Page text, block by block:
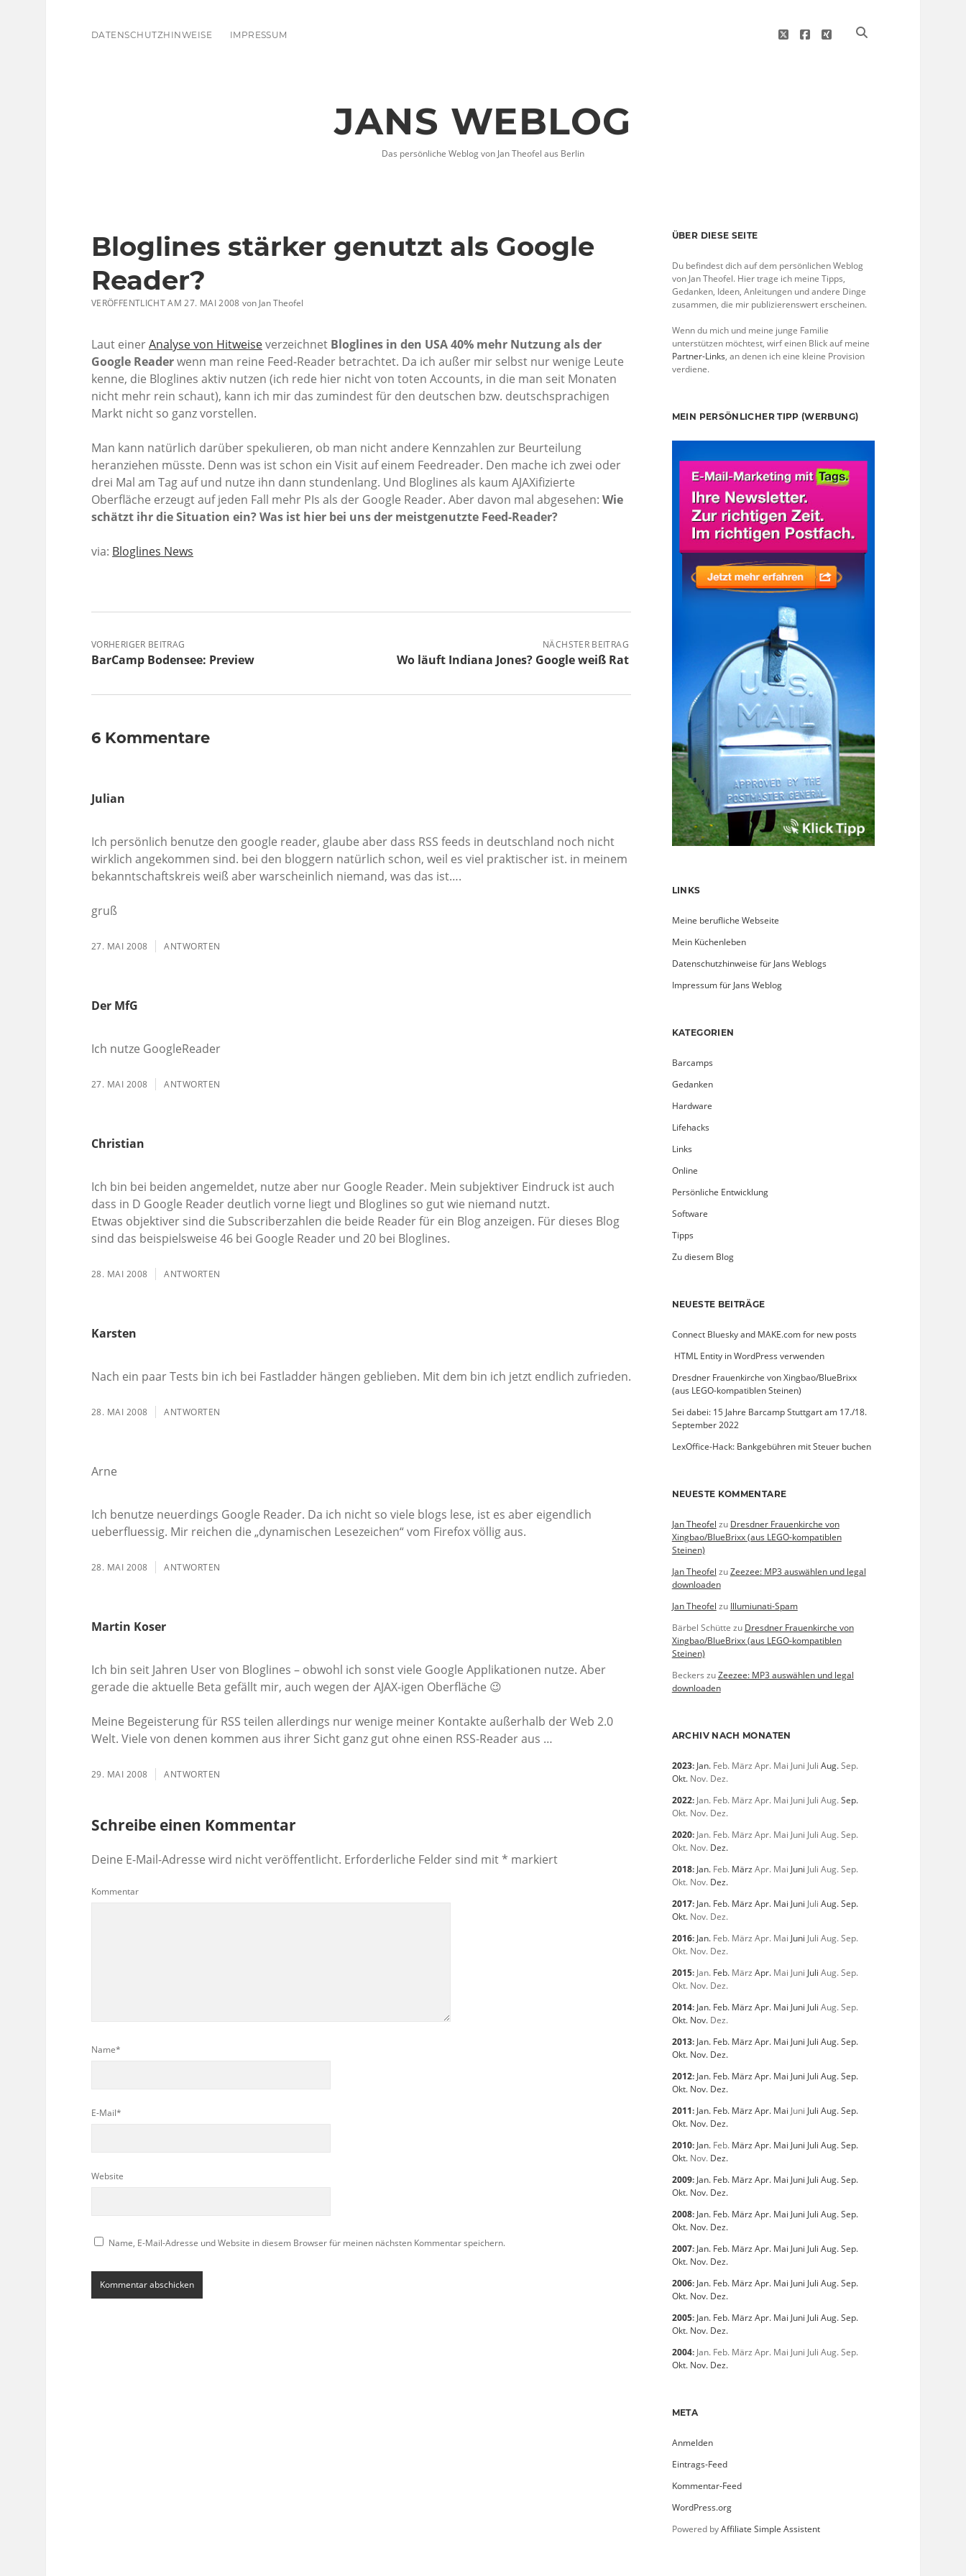
DATENSCHUTZHINWEISE IMPRESSUM twitterfacebook
xing
JANS WEBLOG
Das persönliche Weblog von Jan Theofel aus Berlin
Bloglines stärker genutzt als Google
Reader?
VERÖFFENTLICHT AM 27. MAI 2008von Jan Theofel
Laut einerAnalyse von Hitweiseverzeichnet Bloglines in den USA 40% mehr Nutzung als der
Google Readerwenn man reine Feed-Reader betrachtet. Da ich außer mir selbst nur wenige Leute
kenne, die Bloglines aktiv nutzen (ich rede hier nicht von toten Accounts, in die man seit Monaten
nicht mehr rein schaut), kann ich mir das zumindest für den deutschen bzw. deutschsprachigen
Markt nicht so ganz vorstellen.
Man kann natürlich darüber spekulieren, ob man nicht andere Kennzahlen zur Beurteilung
heranziehen müsste. Denn was ist schon ein Visit auf einem Feedreader. Den mache ich zwei oder
drei Mal am Tag auf und nutze ihn dann stundenlang. Und Bloglines als kaum AJAXifizierte
Oberfläche erzeugt auf jeden Fall mehr PIs als der Google Reader. Aber davon mal abgesehen: Wie
schätzt ihr die Situation ein? Was ist hier bei uns der meistgenutzte Feed-Reader?
via: Bloglines News
VORHERIGER BEITRAG
BarCamp Bodensee: Preview
NÄCHSTER BEITRAG
Wo läuft Indiana Jones? Google weiß Rat
6 Kommentare
Julian
Ich persönlich benutze den google reader, glaube aber dass RSS feeds in deutschland noch nicht
wirklich angekommen sind. bei den bloggern natürlich schon, weil es viel praktischer ist. in meinem
bekanntschaftskreis weiß aber warscheinlich niemand, was das ist….
gruß
27. MAI 2008 ANTWORTEN
Der MfG
Ich nutze GoogleReader
27. MAI 2008 ANTWORTEN
Christian
Ich bin bei beiden angemeldet, nutze aber nur Google Reader. Mein subjektiver Eindruck ist auch
dass in D Google Reader deutlich vorne liegt und Bloglines so gut wie niemand nutzt.
Etwas objektiver sind die Subscriberzahlen die beide Reader für ein Blog anzeigen. Für dieses Blog
sind das beispielsweise 46 bei Google Reader und 20 bei Bloglines.
28. MAI 2008 ANTWORTEN
Karsten
Nach ein paar Tests bin ich bei Fastladder hängen geblieben. Mit dem bin ich jetzt endlich zufrieden.
28. MAI 2008 ANTWORTEN
Arne
Ich benutze neuerdings Google Reader. Da ich nicht so viele blogs lese, ist es aber eigendlich
ueberfluessig. Mir reichen die „dynamischen Lesezeichen“ vom Firefox völlig aus.
28. MAI 2008 ANTWORTEN
Martin Koser
Ich bin seit Jahren User von Bloglines – obwohl ich sonst viele Google Applikationen nutze. Aber
gerade die aktuelle Beta gefällt mir, auch wegen der AJAX-igen Oberfläche 😉
Meine Begeisterung für RSS teilen allerdings nur wenige meiner Kontakte außerhalb der Web 2.0
Welt. Viele von denen kommen aus ihrer Sicht ganz gut ohne einen RSS-Reader aus …
29. MAI 2008 ANTWORTEN
Schreibe einen Kommentar
Deine E-Mail-Adresse wird nicht veröffentlicht. Erforderliche Felder sind mit* markiert
Kommentar
Name*
E-Mail*
Website
Name, E-Mail-Adresse und Website in diesem Browser für meinen nächsten Kommentar speichern.
Sidebar
ÜBER DIESE SEITE
Du befindest dich auf dem persönlichen Weblog
von Jan Theofel. Hier trage ich meine Tipps,
Gedanken, Ideen, Anleitungen und andere Dinge
zusammen, die mir publizierenswert erscheinen.
Wenn du mich und meine junge Familie
unterstützen möchtest, wirf einen Blick auf meine
Partner-Links, an denen ich eine kleine Provision
verdiene.
MEIN PERSÖNLICHER TIPP (WERBUNG)
LINKS
Meine berufliche Webseite
Mein Küchenleben
Datenschutzhinweise für Jans Weblogs
Impressum für Jans Weblog
KATEGORIEN
Barcamps
Gedanken
Hardware
Lifehacks
Links
Online
Persönliche Entwicklung
Software
Tipps
Zu diesem Blog
NEUESTE BEITRÄGE
Connect Bluesky and MAKE.com for new posts
­ HTML Entity in WordPress verwenden
Dresdner Frauenkirche von Xingbao/BlueBrixx
(aus LEGO-kompatiblen Steinen)
Sei dabei: 15 Jahre Barcamp Stuttgart am 17./18.
September 2022
LexOffice-Hack: Bankgebühren mit Steuer buchen
NEUESTE KOMMENTARE
Jan Theofel zu Dresdner Frauenkirche von
Xingbao/BlueBrixx (aus LEGO-kompatiblen
Steinen)
Jan Theofel zuZeezee: MP3 auswählen und legal
downloaden
Jan Theofel zu Illumiunati-Spam
Bärbel Schütte zu Dresdner Frauenkirche von
Xingbao/BlueBrixx (aus LEGO-kompatiblen
Steinen)
Beckers zuZeezee: MP3 auswählen und legal
downloaden
ARCHIV NACH MONATEN
2023: Jan. Feb. März Apr. Mai Juni Juli Aug.Sep.
Okt. Nov. Dez.
2022: Jan. Feb. März Apr. Mai Juni Juli Aug.Sep.
Okt. Nov. Dez.
2020: Jan. Feb. März Apr. Mai Juni Juli Aug.Sep.
Okt. Nov. Dez.
2018: Jan. Feb. März Apr. Mai Juni Juli Aug.Sep.
Okt. Nov. Dez.
2017: Jan. Feb. März Apr. Mai Juni Juli Aug.Sep.
Okt. Nov. Dez.
2016: Jan. Feb. März Apr. Mai Juni Juli Aug.Sep.
Okt. Nov. Dez.
2015: Jan. Feb. März Apr. Mai Juni Juli Aug.Sep.
Okt. Nov. Dez.
2014: Jan. Feb. März Apr. Mai Juni Juli Aug.Sep.
Okt. Nov. Dez.
2013: Jan. Feb. März Apr. Mai Juni Juli Aug.Sep.
Okt. Nov. Dez.
2012: Jan. Feb. März Apr. Mai Juni Juli Aug.Sep.
Okt. Nov. Dez.
2011: Jan. Feb. März Apr. Mai Juni Juli Aug.Sep.
Okt. Nov. Dez.
2010: Jan. Feb. März Apr. Mai Juni Juli Aug.Sep.
Okt. Nov. Dez.
2009: Jan. Feb. März Apr. Mai Juni Juli Aug.Sep.
Okt. Nov. Dez.
2008: Jan. Feb. März Apr. Mai Juni Juli Aug.Sep.
Okt. Nov. Dez.
2007: Jan. Feb. März Apr. Mai Juni Juli Aug.Sep.
Okt. Nov. Dez.
2006: Jan. Feb. März Apr. Mai Juni Juli Aug.Sep.
Okt. Nov. Dez.
2005: Jan. Feb. März Apr. Mai Juni Juli Aug.Sep.
Okt. Nov. Dez.
2004: Jan. Feb. März Apr. Mai Juni Juli Aug.Sep.
Okt. Nov. Dez.
META
Anmelden
Eintrags-Feed
Kommentar-Feed
WordPress.org
Powered byAffiliate Simple Assistent